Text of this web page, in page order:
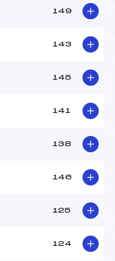
149
143
145
141
138
146
125
124